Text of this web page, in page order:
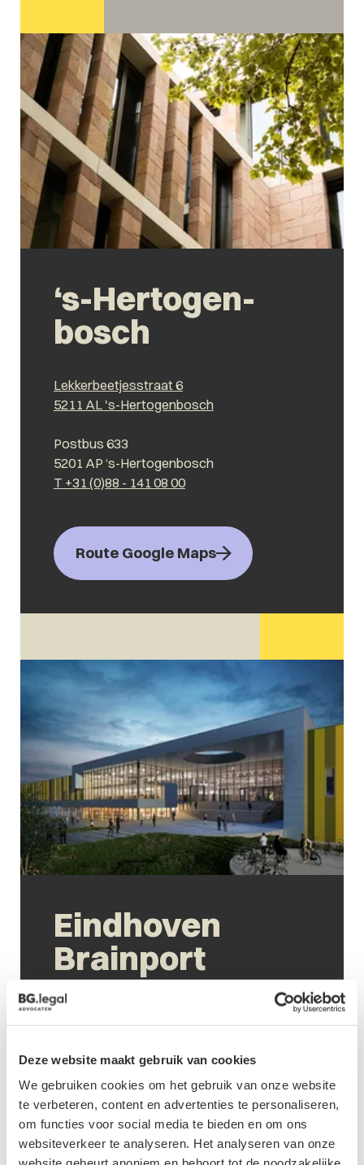
Deze website maakt gebruik van cookies
We gebruiken cookies om het gebruik van onze website
te verbeteren, content en advertenties te personaliseren,
om functies voor social media te bieden en om ons
websiteverkeer te analyseren. Het analyseren van onze
‘s-Hertogen­
bosch
Lekkerbeetjesstraat 6
5211 AL 's-Hertogenbosch
Postbus 633
5201 AP ‘s-Hertogenbosch
T +31 (0)88 - 141 08 00
Route Google Maps
Eindhoven
Brainport
Brainport Industries Campus
BIC 1
5657 BX Eindhoven
T +31 (0)88 - 141 08 00